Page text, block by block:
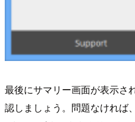
最後にサマリー画面が表示さ
認しましょう。問題なければ